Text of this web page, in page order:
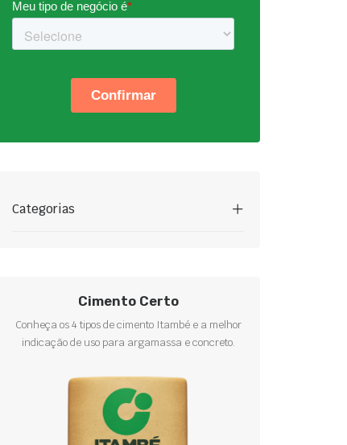
Categorias
Cimento Certo
Conheça os 4 tipos de cimento Itambé e a melhor
indicação de uso para argamassa e concreto.